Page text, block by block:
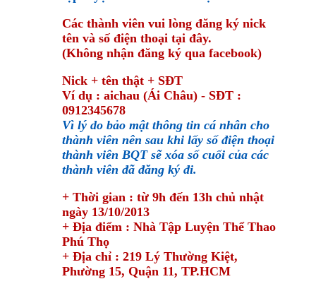
Các thành viên vui lòng đăng ký nick
tên và số điện thoại tại đây.
(Không nhận đăng ký qua facebook)
Nick + tên thật + SĐT
Ví dụ : aichau (Ái Châu) - SĐT :
0912345678
Vì lý do bảo mật thông tin cá nhân cho
thành viên nên sau khi lấy số điện thoại
thành viên BQT sẽ xóa số cuối của các
thành viên đã đăng ký đi.
+ Thời gian : từ 9h đến 13h chủ nhật
ngày 13/10/2013
+ Địa điểm : Nhà Tập Luyện Thể Thao
Phú Thọ
+ Địa chỉ : 219 Lý Thường Kiệt,
Phường 15, Quận 11, TP.HCM